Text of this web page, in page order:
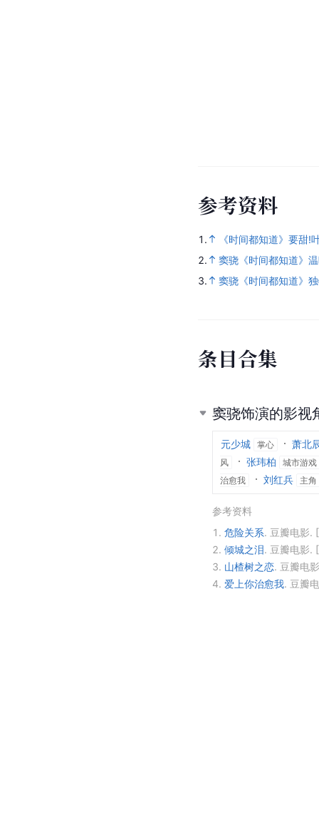
参考资料
1.
《时间都知道》要甜!
2.
窦骁《时间都知道》
3.
窦骁《时间都知道》
条目合集
窦骁饰演的影视
元少城 掌心 萧北
风 张玮柏
城市游戏
治愈我
刘红兵 主角
参考资料
1. 危险关系. 豆瓣电影.
2. 倾城之泪. 豆瓣电影.
3. 山楂树之恋. 豆瓣电
4. 爱上你治愈我. 豆瓣